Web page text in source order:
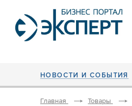
НОВОСТИ И СОБЫТИЯ
Главная Товары